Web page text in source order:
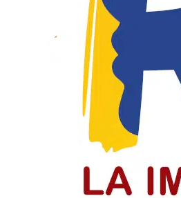
La Batalla de
Colombia conmemora la
LEER MÁS